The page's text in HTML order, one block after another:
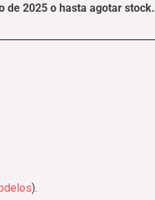
de 2025 o hasta agotar stock.
).